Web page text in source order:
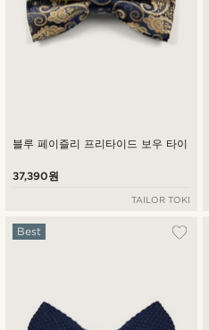
블루 페이즐리 프리타이드 보우 타이
37,390원
TAILOR TOKI
Best